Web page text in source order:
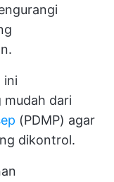
ini
mudah dari
(PDMP) agar
dikontrol.